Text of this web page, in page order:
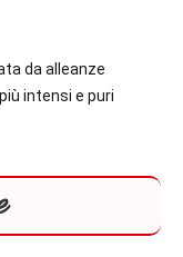
da alleanze
intensi e puri